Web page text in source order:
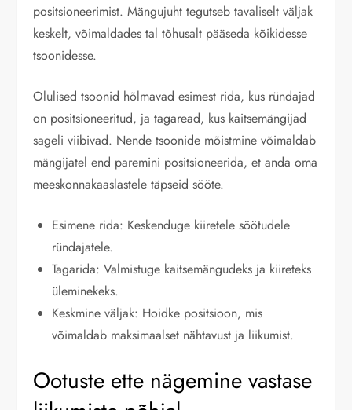
positsioneerimist. Mängujuht tegutseb tavaliselt väljak
keskelt, võimaldades tal tõhusalt pääseda kõikidesse
tsoonidesse.
Olulised tsoonid hõlmavad esimest rida, kus ründajad
on positsioneeritud, ja tagaread, kus kaitsemängijad
sageli viibivad. Nende tsoonide mõistmine võimaldab
mängijatel end paremini positsioneerida, et anda oma
meeskonnakaaslastele täpseid sööte.
Esimene rida: Keskenduge kiiretele söötudele
ründajatele.
Tagarida: Valmistuge kaitsemängudeks ja kiireteks
üleminekeks.
Keskmine väljak: Hoidke positsioon, mis
võimaldab maksimaalset nähtavust ja liikumist.
Ootuste ette nägemine vastase